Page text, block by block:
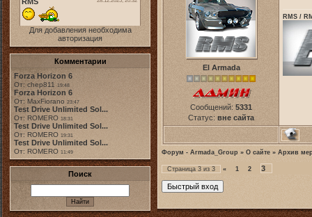
Для добавления необходима
авторизация
Комментарии
Forza Horizon 6
От: chep811 19:48
Forza Horizon 6
От: MaxFiorano 23:47
Test Drive Unlimited Sol...
От: ROMERO 18:31
Test Drive Unlimited Sol...
От: ROMERO 19:31
Test Drive Unlimited Sol...
От: ROMERO 11:49
Поиск
El Armada
Сообщений: 5331
Статус: вне сайта
RMS /
Форум - Armada_Group » О сайте » Архив
Страница 3 из 3 « 1 2 3